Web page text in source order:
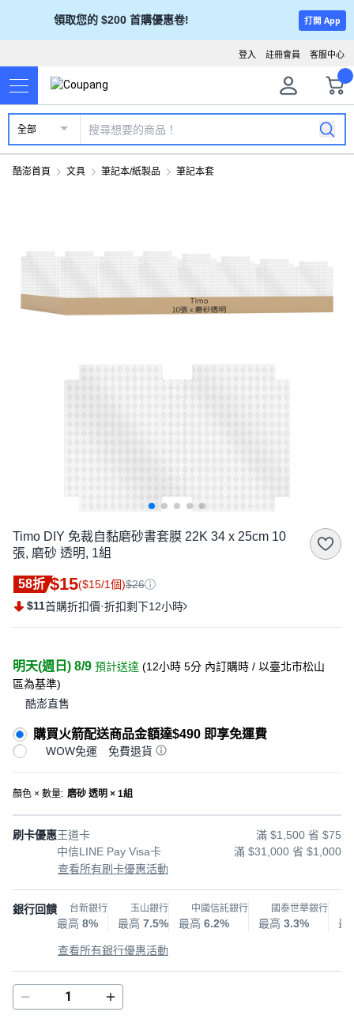
領取您的 $200 首購優惠卷! 打開 App
客服中心
註冊會員
登入
全部
酷澎首頁 文具 筆記本/紙製品 筆記本套
Timo DIY 免裁自黏磨砂書套膜 22K 34 x 25cm 10
張, 磨砂 透明, 1組
58折 $15($15/1個)$26
$11首購折扣價·折扣剩下12小時
明天(週日) 8/9 預計送達 (12小時 5分 內訂購時 / 以臺北市松山
區為基準)
酷澎直售
購買火箭配送商品金額達$490 即享免運費
WOW免運 免費退貨
顏色 × 數量: 磨砂 透明 × 1組
刷卡優惠王道卡
滿 $1,500 省 $75
中信LINE Pay Visa卡
滿 $31,000 省 $1,000
查看所有刷卡優惠活動
銀行回饋 台新銀行
最高 8%
玉山銀行
最高 7.5%
中國信託銀行
最高 6.2%
國泰世華銀行
最高 3.3% 最
查看所有銀行優惠活動